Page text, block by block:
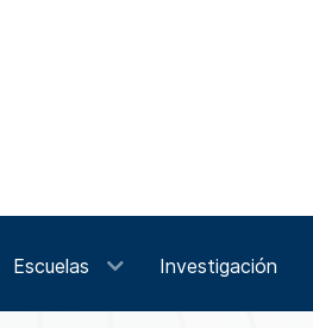
Escuelas Investigación